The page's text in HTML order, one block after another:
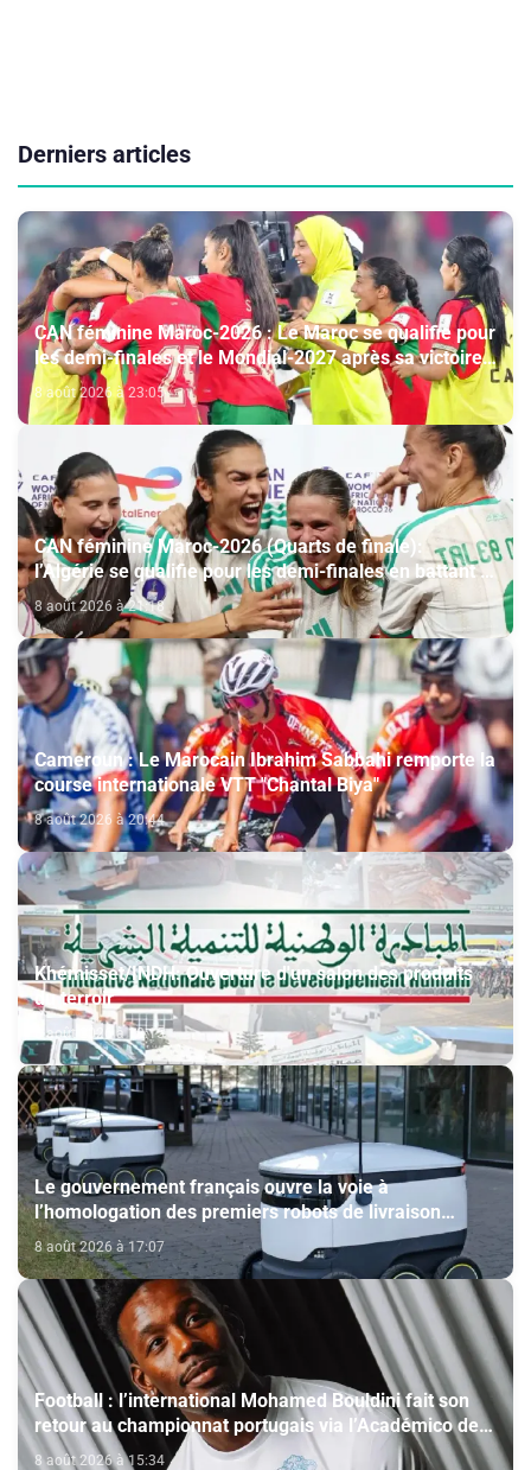
Derniers articles
CAN féminine Maroc-2026 : Le Maroc se qualifie pour
les demi-finales et le Mondial-2027 après sa victoire
face à l’Afrique du Sud (2-1)
8 août 2026 à 23:05
CAN féminine Maroc-2026 (Quarts de finale):
l’Algérie se qualifie pour les demi-finales en battant la
Côte d’Ivoire (2-1)
8 août 2026 à 21:18
Cameroun : Le Marocain Ibrahim Sabbahi remporte la
course internationale VTT "Chantal Biya"
8 août 2026 à 20:44
Khémisset/INDH: Ouverture d'un salon des produits
du terroir
8 août 2026 à 18:15
Le gouvernement français ouvre la voie à
l’homologation des premiers robots de livraison
autonome
8 août 2026 à 17:07
Football : l’international Mohamed Bouldini fait son
retour au championnat portugais via l’Académico de
Viseu
8 août 2026 à 15:34